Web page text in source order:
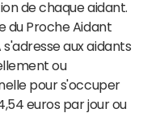
de chaque aidant.
du Proche Aidant
s'adresse aux aidants
ou
pour s'occuper
euros par jour ou